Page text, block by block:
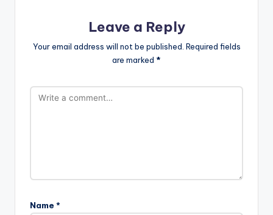
Leave a Reply
Your email address will not be published. Required fields
are marked *
Name *